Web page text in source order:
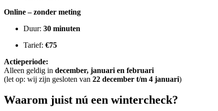
Online – zonder meting
Duur: 30 minuten
Tarief: €75
Actieperiode:
Alleen geldig in december, januari en februari
(let op: wij zijn gesloten van 22 december t/m 4 januari)
Waarom juist nú een wintercheck?